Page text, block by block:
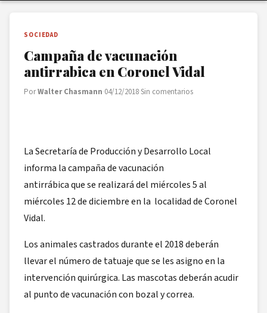
SOCIEDAD
Campaña de vacunación
antirrabica en Coronel Vidal
PorWalter Chasmann·04/12/2018·Sin comentarios
La Secretaría de Producción y Desarrollo Local
informa la campaña de vacunación
antirrábica que se realizará del miércoles 5 al
miércoles 12 de diciembre en la localidad de Coronel
Vidal.
Los animales castrados durante el 2018 deberán
llevar el número de tatuaje que se les asigno en la
intervención quirúrgica. Las mascotas deberán acudir
al punto de vacunación con bozal y correa.